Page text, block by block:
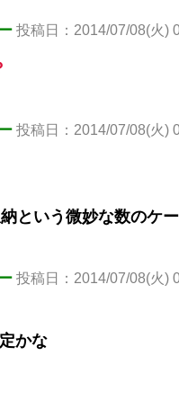
投稿日：2014/07/08(火)
投稿日：2014/07/08(火)
という微妙な数のケ
投稿日：2014/07/08(火)
かな